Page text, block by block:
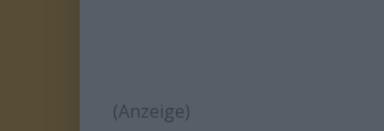
(Anzeige)